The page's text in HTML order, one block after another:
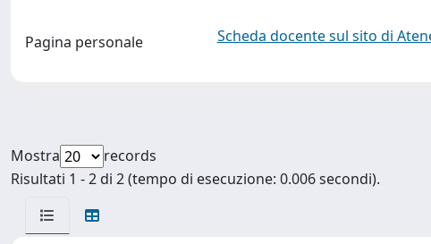
Pagina personale Scheda docente sul sito di
Mostra
records
Risultati 1 - 2 di 2 (tempo di esecuzione: 0.006 secondi).